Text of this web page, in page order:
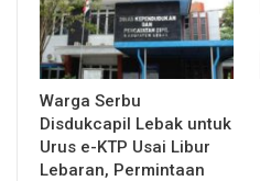
Warga Serbu
Disdukcapil Lebak untuk
Urus e-KTP Usai Libur
Lebaran, Permintaan